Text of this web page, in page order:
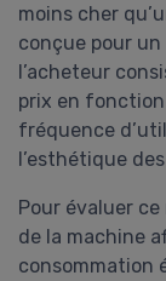
moins cher
conçue pour un
l’acheteur
prix en fonction
fréquence
l’esthétique
Pour évaluer
de la machine
consommation